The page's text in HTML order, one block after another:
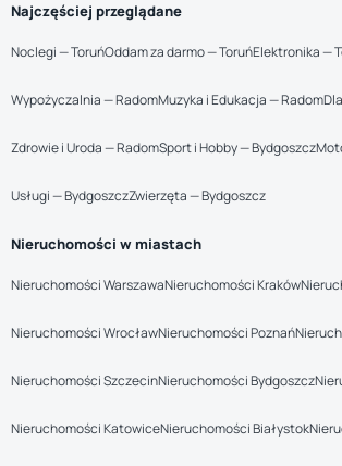
Najczęściej przeglądane
Noclegi — ToruńOddam za darmo — ToruńElektronika —
Wypożyczalnia — RadomMuzyka i Edukacja — Radom
Zdrowie i Uroda — RadomSport i Hobby — Bydgoszcz
Usługi — BydgoszczZwierzęta — Bydgoszcz
Nieruchomości w miastach
Nieruchomości WarszawaNieruchomości Kraków
Nieruchomości WrocławNieruchomości Poznań
Nieruchomości SzczecinNieruchomości Bydgoszcz
Nieruchomości KatowiceNieruchomości Białystok